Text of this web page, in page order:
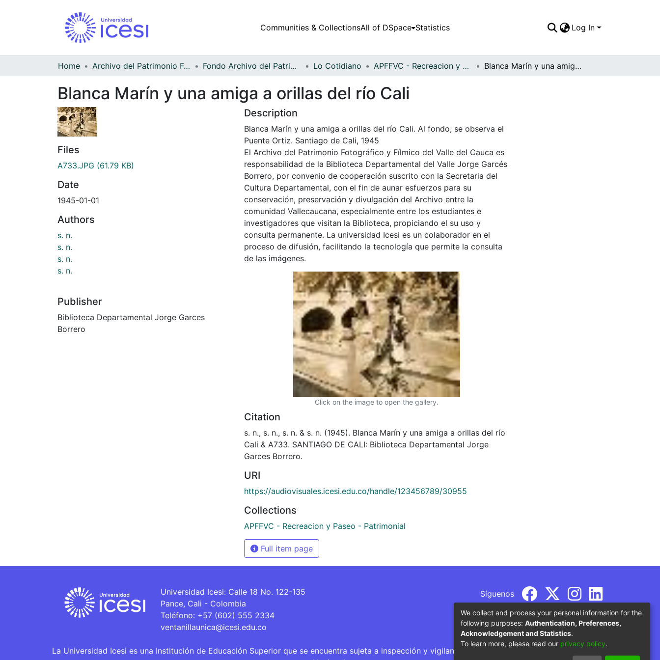
Communities & CollectionsAll of DSpace Statistics Log In
Home Archivo del Patrimonio Fotográfico y Fílmico del Valle del Cauca Fondo Archivo del Patrimonio Fotográfico y Fílmico del Valle del Cauca Lo Cotidiano APFFVC - Recreacion y Paseo - Patrimonial Blanca Marín y una amiga a orillas del río Cali
Blanca Marín y una amiga a orillas del río Cali
Files
A733.JPG (61.79 KB)
Date
1945-01-01
Authors
s. n.
s. n.
s. n.
s. n.
Publisher
Biblioteca Departamental Jorge Garces
Borrero
Description
Blanca Marín y una amiga a orillas del río Cali. Al fondo, se observa el
Puente Ortiz. Santiago de Cali, 1945
El Archivo del Patrimonio Fotográfico y Fílmico del Valle del Cauca es
responsabilidad de la Biblioteca Departamental del Valle Jorge Garcés
Borrero, por convenio de cooperación suscrito con la Secretaria del
Cultura Departamental, con el fin de aunar esfuerzos para su
conservación, preservación y divulgación del Archivo entre la
comunidad Vallecaucana, especialmente entre los estudiantes e
investigadores que visitan la Biblioteca, propiciando el su uso y
consulta permanente. La universidad Icesi es un colaborador en el
proceso de difusión, facilitando la tecnología que permite la consulta
de las imágenes.
Click on the image to open the gallery.
Citation
s. n., s. n., s. n. & s. n. (1945). Blanca Marín y una amiga a orillas del río
Cali & A733. SANTIAGO DE CALI: Biblioteca Departamental Jorge
Garces Borrero.
URI
https://audiovisuales.icesi.edu.co/handle/123456789/30955
Collections
APFFVC - Recreacion y Paseo - Patrimonial
Full item page
Universidad Icesi: Calle 18 No. 122-135
Pance, Cali - Colombia
Teléfono: +57 (602) 555 2334
ventanillaunica@icesi.edu.co
Síguenos
La Universidad Icesi es una Institución de Educación Superior que se encuentra sujeta a inspección y vigilancia por parte del Ministerio de Educación
We collect and process your personal information for the
following purposes: Authentication, Preferences,
Acknowledgement and Statistics.
To learn more, please read our privacy policy.